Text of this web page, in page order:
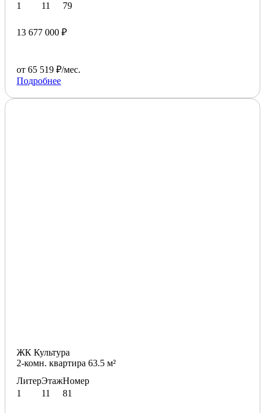
1
11
79
13 677 000 ₽
от 65 519 ₽/мес.
Подробнее
ЖК Культура
2-комн. квартира 63.5 м²
Литер
1
Этаж
11
Номер
81